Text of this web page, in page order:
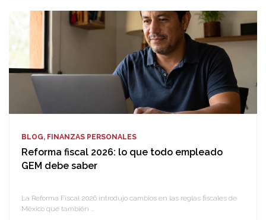
BLOG, FINANZAS PERSONALES
Reforma fiscal 2026: lo que todo empleado
GEM debe saber
La Reforma Fiscal 2026 introdujo cambios en las reglas fiscales de
México que también ...